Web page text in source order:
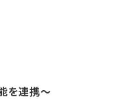
を連携～